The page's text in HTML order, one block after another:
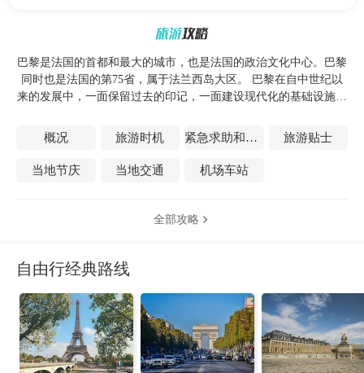
巴黎是法国的首都和最大的城市，也是法国的政治文化中心。巴黎
同时也是法国的第75省，属于法兰西岛大区。 巴黎在自中世纪以
来的发展中，一面保留过去的印记，一面建设现代化的基础设施，
有的文化遗产数不胜数，共有173家博物馆，是一座名副其实的文
艺之城，并与日本东京、美国纽约、英国伦敦并称为世界四大国际
都市。埃菲尔铁塔、凯旋门、爱丽舍宫、凡尔赛宫、卢浮宫、协和
的奢侈品，所有的国际大牌在巴黎都拥有旗舰店，每天都有新品新
神往的地方。在全球 40 多家米其林三星餐厅中，巴黎独占 10 家，
道。
概况 旅游时机 紧急求助和医疗 旅游贴士
当地节庆 当地交通 机场车站
全部攻略 
自由行经典路线